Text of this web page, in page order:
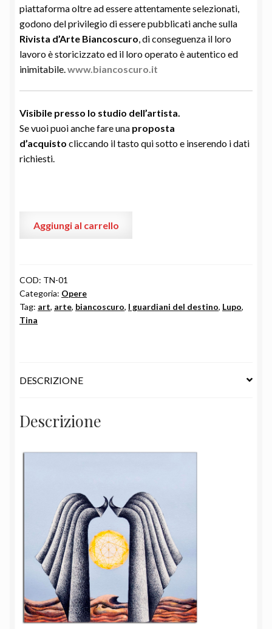
piattaforma oltre ad essere attentamente selezionati,
godono del privilegio di essere pubblicati anche sulla
Rivista d’Arte Biancoscuro, di conseguenza il loro
lavoro è storicizzato ed il loro operato è autentico ed
inimitabile.www.biancoscuro.it
Visibile presso lo studio dell’artista.
Se vuoi puoi anche fare una proposta
d’acquisto cliccando il tasto qui sotto e inserendo i dati
richiesti.
guardiani
by
Tina
Lupo
quantità
Aggiungi al carrello
COD: TN-01
Categoria: Opere
Tag: art, arte, biancoscuro, I guardiani del destino, Lupo,
Tina
DESCRIZIONE
Descrizione